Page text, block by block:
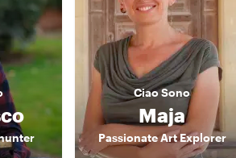
CiaoSono
Maja
Passionate Art Explorer